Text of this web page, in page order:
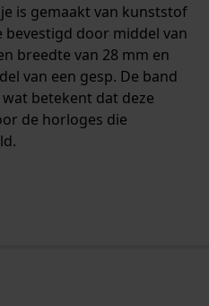
is gemaakt van kunststof
door middel van
breedte van 28 mm en
van een gesp. De band
betekent dat deze
de horloges die